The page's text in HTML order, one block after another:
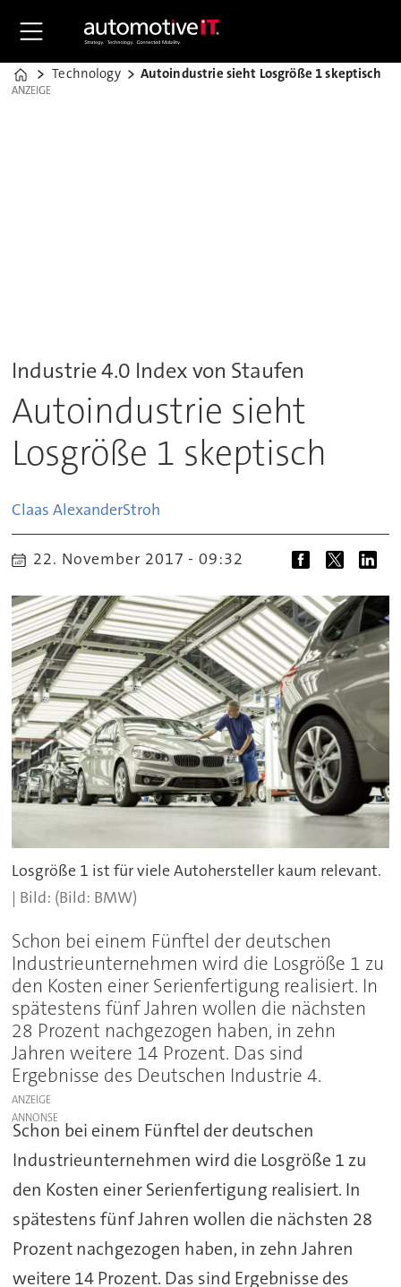
Home
Technology Autoindustrie sieht Losgröße 1 skeptisch
ANZEIGE
ANZEIGE
Industrie 4.0 Index von Staufen
Autoindustrie sieht
Losgröße 1 skeptisch
Claas AlexanderStroh
22. November 2017 - 09:32
Losgröße 1 ist für viele Autohersteller kaum relevant.
(Bild: BMW)
Schon bei einem Fünftel der deutschen
Industrieunternehmen wird die Losgröße 1 zu
den Kosten einer Serienfertigung realisiert. In
spätestens fünf Jahren wollen die nächsten
28 Prozent nachgezogen haben, in zehn
Jahren weitere 14 Prozent. Das sind
Ergebnisse des Deutschen Industrie 4.
ANZEIGE
Schon bei einem Fünftel der deutschen
Industrieunternehmen wird die Losgröße 1 zu
den Kosten einer Serienfertigung realisiert. In
spätestens fünf Jahren wollen die nächsten 28
Prozent nachgezogen haben, in zehn Jahren
weitere 14 Prozent. Das sind Ergebnisse des